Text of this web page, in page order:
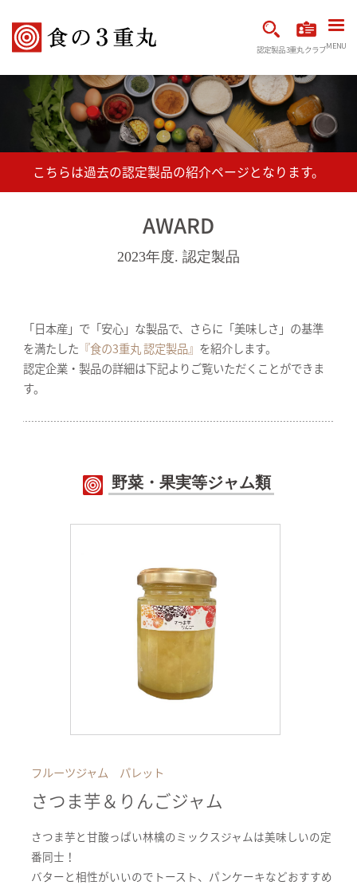
認定製品3重丸クラブMENU
AWARD
2023年度. 認定製品
「日本産」で「安心」な製品で、さらに「美味しさ」の基準
を満たした 『食の3重丸 認定製品』 を紹介します。
認定企業・製品の詳細は下記よりご覧いただくことができま
す。
野菜・果実等ジャム類
フルーツジャム パレット
さつま芋＆りんごジャム
さつま芋と甘酸っぱい林檎のミックスジャムは美味しいの定
番同士！
バターと相性がいいのでトースト、パンケーキなどおすすめ